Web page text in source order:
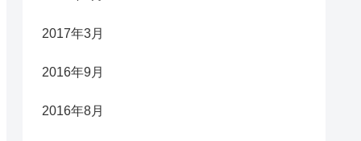
2017年3月
2016年9月
2016年8月